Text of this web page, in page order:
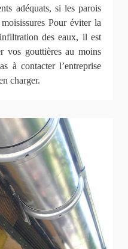
adéquats, si les parois
Pour éviter la
des eaux, il est
vos gouttières au moins
à contacter l’entreprise
charger.